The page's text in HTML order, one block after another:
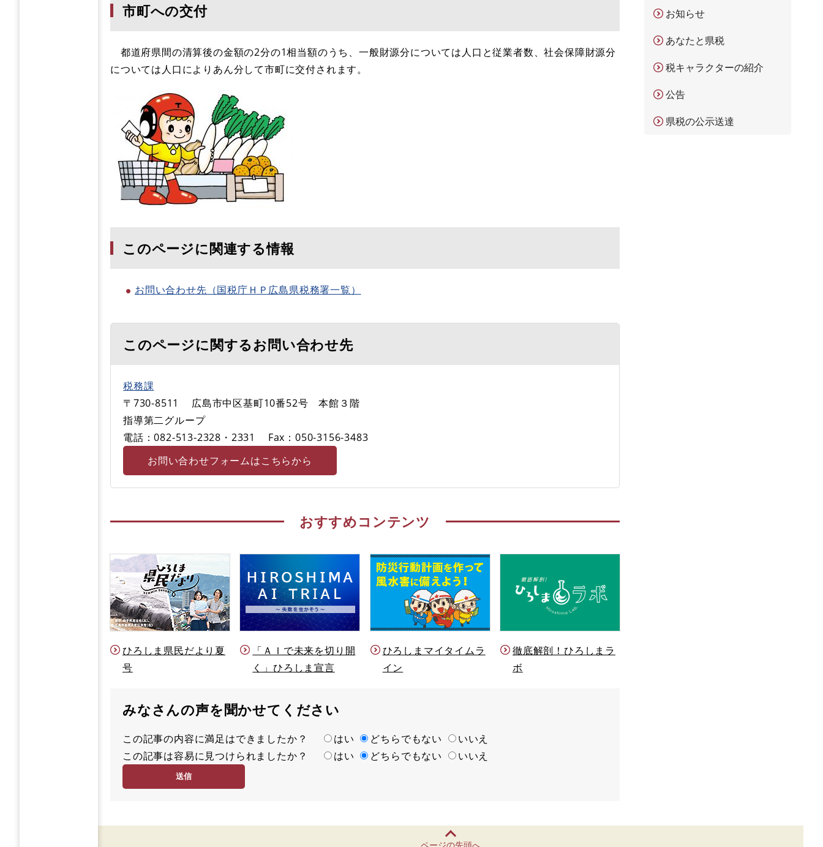
市町への交付
都道府県間の清算後の金額の2分の1相当額のうち、一般財源分については人口と従業者数、社会保障財源分
については人口によりあん分して市町に交付されます。
このページに関連する情報
お問い合わせ先（国税庁ＨＰ広島県税務署一覧）
このページに関するお問い合わせ先
税務課
〒730-8511
広島市中区基町10番52号 本館３階
指導第二グループ
電話：082-513-2328・2331
Fax：050-3156‐3483
お問い合わせフォームはこちらから
おすすめコンテンツ
ひろしま県民だより夏
号
「ＡＩで未来を切り開
く」ひろしま宣言
ひろしまマイタイムラ
イン
徹底解剖！ひろしまラ
ボ
みなさんの声を聞かせてください
満
足
この記事の内容に満足はできましたか？ はい どちらでもない
いいえ
容
度
この記事は容易に見つけられましたか？ はい どちらでもない いいえ
お知らせ
あなたと県税
税キャラクターの紹介
公告
県税の公示送達